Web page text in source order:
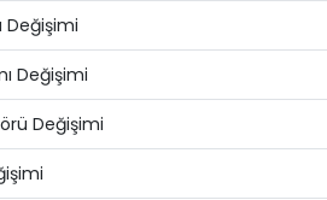
Değişimi
Değişimi
Değişimi